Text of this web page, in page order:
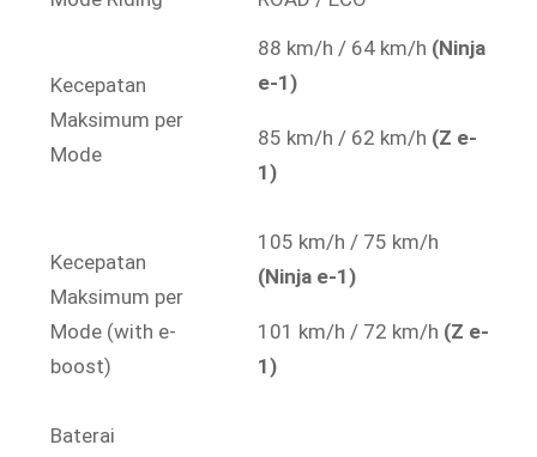
Kecepatan
Maksimum per
Mode
88 km/h / 64 km/h (Ninja
e-1)
85 km/h / 62 km/h (Z e-
1)
Kecepatan
Maksimum per
Mode (with e-
boost)
105 km/h / 75 km/h
(Ninja e-1)
101 km/h / 72 km/h (Z e-
1)
Baterai